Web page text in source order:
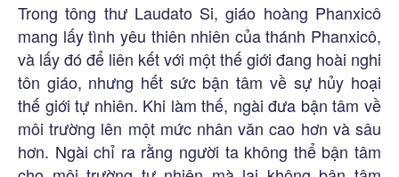
Trong tông thư Laudato Si, giáo hoàng Phanxicô
mang lấy tình yêu thiên nhiên của thánh Phanxicô,
và lấy đó để liên kết với một thế giới đang hoài nghi
tôn giáo, nhưng hết sức bận tâm về sự hủy hoại
thế giới tự nhiên. Khi làm thế, ngài đưa bận tâm về
môi trường lên một mức nhân văn cao hơn và sâu
hơn. Ngài chỉ ra rằng người ta không thể bận tâm